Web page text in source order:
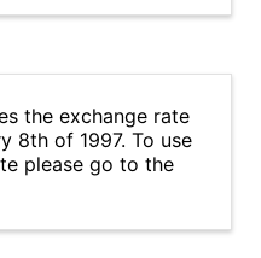
the exchange rate
8th of 1997. To use
please go to the